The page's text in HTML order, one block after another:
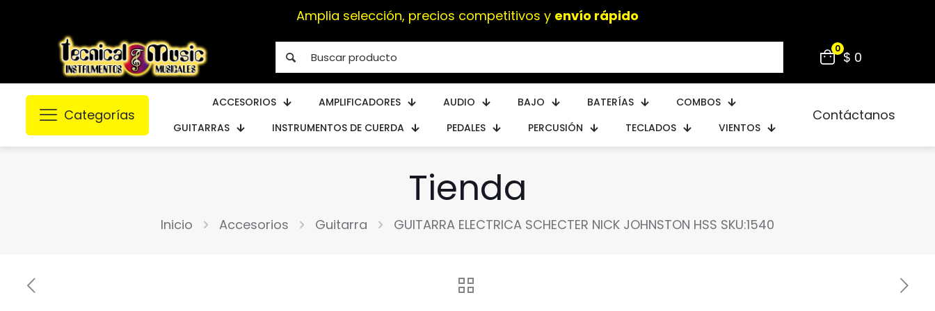
Amplia selección, precios competitivos y envío rápido
0 $ 0
Categorías
ACCESORIOS AMPLIFICADORES AUDIO BAJO BATERÍAS
COMBOS
GUITARRAS
INSTRUMENTOS DE CUERDA PEDALES PERCUSIÓN TECLADOS VIENTOS
Contáctanos
Tienda
Inicio Accesorios Guitarra GUITARRA ELECTRICA SCHECTER NICK JOHNSTON HSS SKU:1540